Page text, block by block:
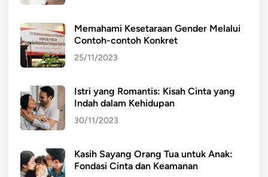
Memahami Kesetaraan Gender Melalui
Contoh-contoh Konkret
25/11/2023
Istri yang Romantis: Kisah Cinta yang
Indah dalam Kehidupan
30/11/2023
Kasih Sayang Orang Tua untuk Anak:
Fondasi Cinta dan Keamanan